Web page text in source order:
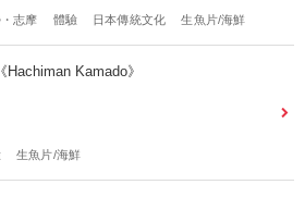
志摩 體驗 日本傳統文化 生魚片/海鮮
Hachiman Kamado》
生魚片/海鮮